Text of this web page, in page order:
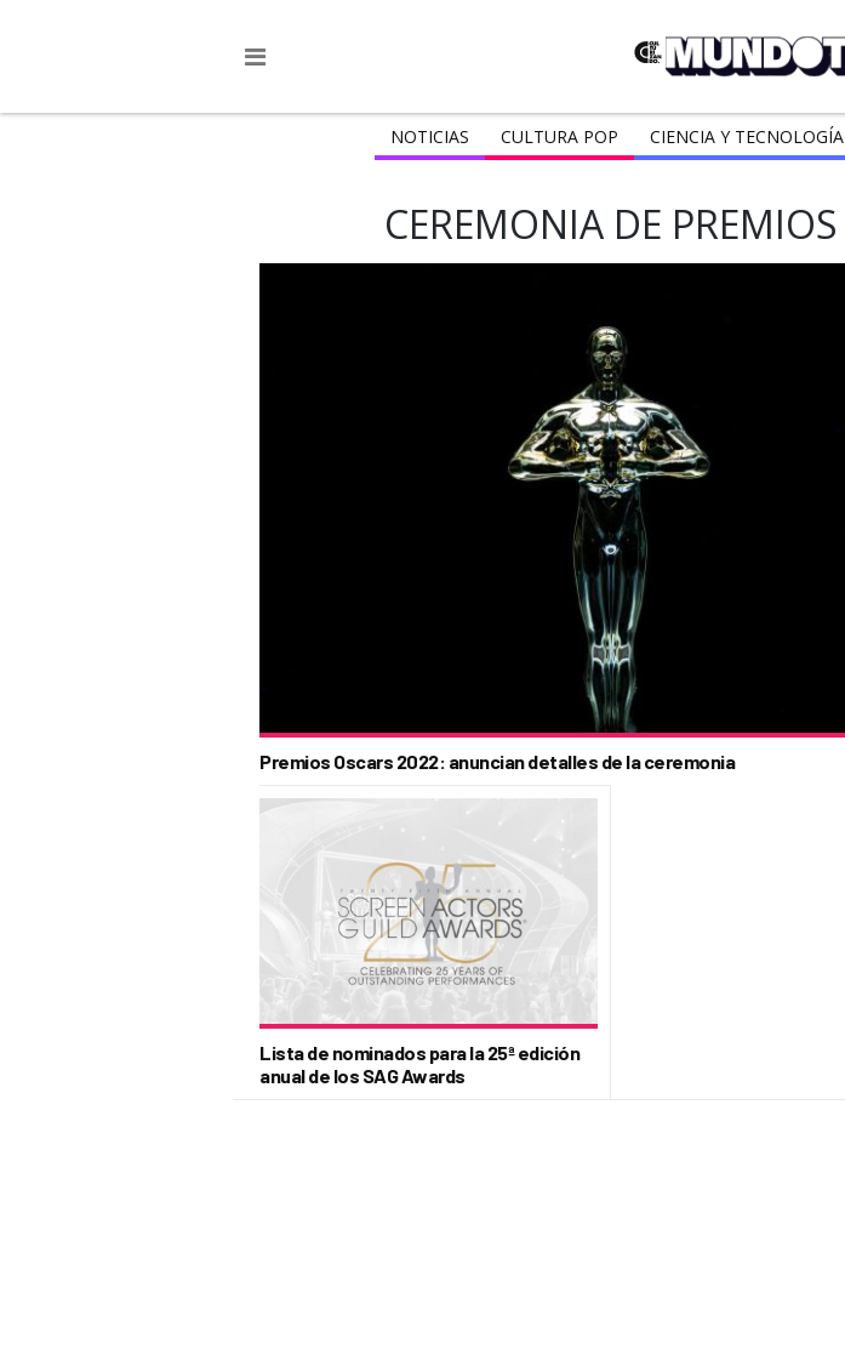
NOTICIAS CULTURA POP CIENCIA Y TECNOLOGÍA
CEREMONIA DE PREMIOS
Premios Oscars 2022: anuncian detalles de la ceremonia
Lista de nominados para la 25ª edición
anual de los SAG Awards